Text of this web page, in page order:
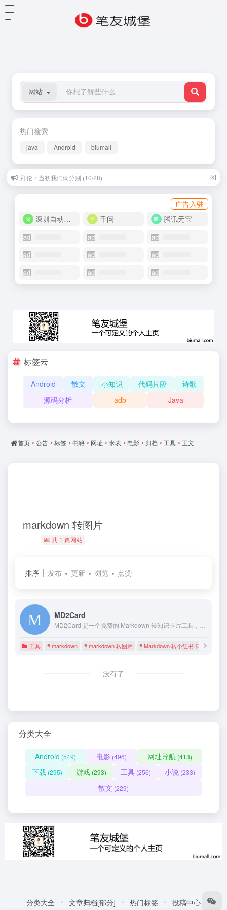
网站
热门搜索
java Android biumall
拜伦：当初我们俩分别 (10/28)
广告入驻
深圳自动化商城
千问 腾讯元宝
标签云
Android 散文 小知识 代码片段
诗歌
源码分析
adb Java
首页 • 公告 • 标签 • 书籍 • 网址 • 米表 • 电影 • 归档 • 工具 • 正文
markdown 转图片
共 1 篇网站
排序 发布 更新 浏览 点赞
MD2Card
工具 # markdown # markdown 转图片 # Markdown 转小红书卡片工具
没有了
分类大全
Android (549) 电影 (496) 网址导航 (413)
下载 (295) 游戏 (293) 工具(256) 小说 (233)
散文 (229)
分类大全 文章归档[部分] 热门标签 投稿中心